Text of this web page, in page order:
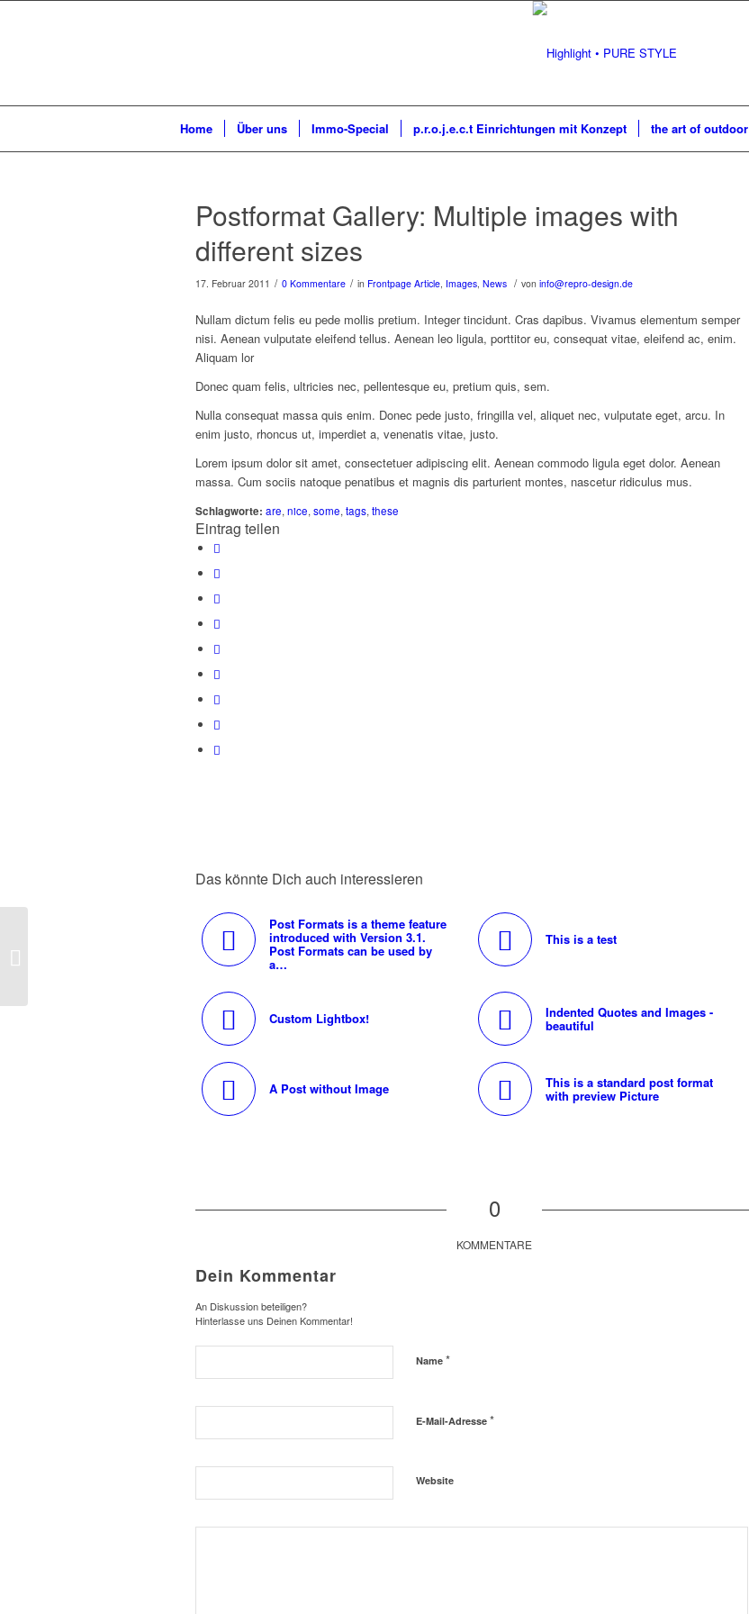
Home Über uns Immo-Special p.r.o.j.e.c.t Einrichtungen mit Konzept the art of outdoor
Postformat Gallery: Multiple images with
different sizes
17. Februar 2011 / 0 Kommentare / in Frontpage Article, Images, News / von info@repro-design.de
Nullam dictum felis eu pede mollis pretium. Integer tincidunt. Cras dapibus. Vivamus elementum semper
nisi. Aenean vulputate eleifend tellus. Aenean leo ligula, porttitor eu, consequat vitae, eleifend ac, enim.
Aliquam lor
Donec quam felis, ultricies nec, pellentesque eu, pretium quis, sem.
Nulla consequat massa quis enim. Donec pede justo, fringilla vel, aliquet nec, vulputate eget, arcu. In
enim justo, rhoncus ut, imperdiet a, venenatis vitae, justo.
Lorem ipsum dolor sit amet, consectetuer adipiscing elit. Aenean commodo ligula eget dolor. Aenean
massa. Cum sociis natoque penatibus et magnis dis parturient montes, nascetur ridiculus mus.
Schlagworte: are,nice,some,tags,these
Eintrag teilen
Das könnte Dich auch interessieren
Post Formats is a theme feature
introduced with Version 3.1.
Post Formats can be used by
a…
This is a test
Custom Lightbox! Indented Quotes and Images -
beautiful
A Post without Image This is a standard post format
with preview Picture
0
KOMMENTARE
Dein Kommentar
An Diskussion beteiligen?
Hinterlasse uns Deinen Kommentar!
Name *
E-Mail-Adresse *
Website